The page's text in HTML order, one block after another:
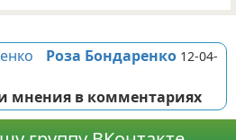
Роза Бондаренко 12-04-
мнения в комментариях